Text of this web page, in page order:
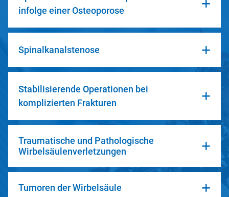
infolge einer Osteoporose
Spinalkanalstenose
Stabilisierende Operationen bei
komplizierten Frakturen
Traumatische und Pathologische
Wirbelsäulenverletzungen
Tumoren der Wirbelsäule